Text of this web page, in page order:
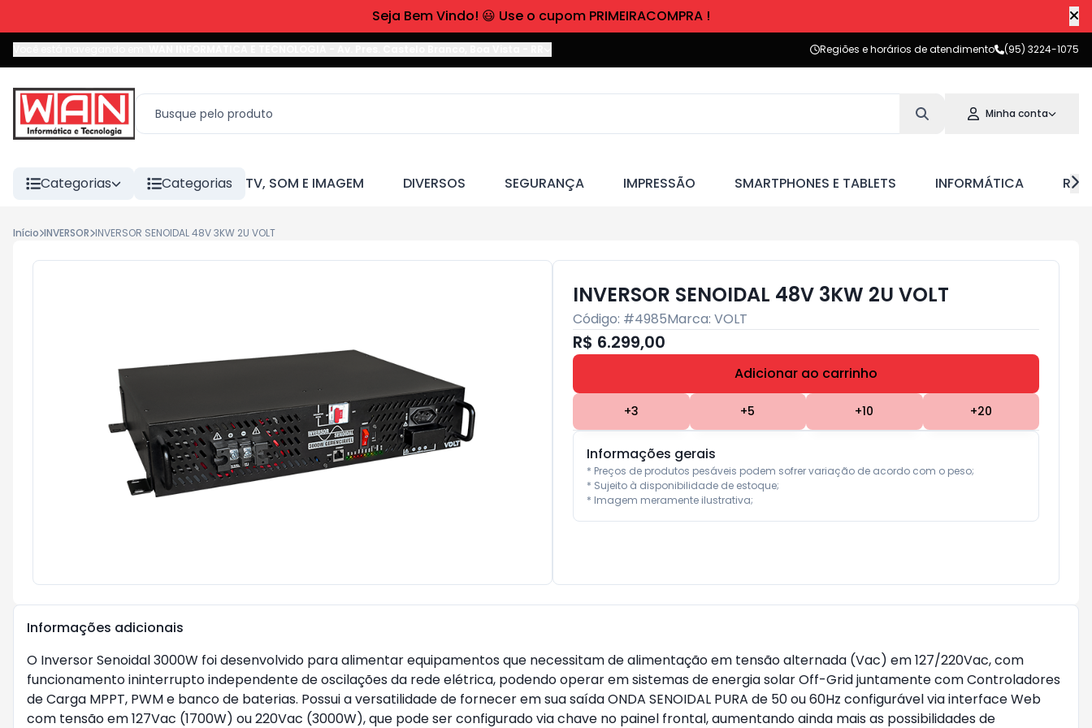
Seja Bem Vindo! 😃 Use o cupom PRIMEIRACOMPRA !
Regiões e horários de atendimento (95) 3224-1075
Minha conta
Categorias Categorias TV, SOM E IMAGEM DIVERSOS SEGURANÇA IMPRESSÃO SMARTPHONES E TABLETS INFORMÁTICA REDE
Início INVERSOR INVERSOR SENOIDAL 48V 3KW 2U VOLT
INVERSOR SENOIDAL 48V 3KW 2U VOLT
Código: #4985Marca: VOLT
R$ 6.299,00
Adicionar ao carrinho
+3 +5 +10 +20
Informações gerais
* Preços de produtos pesáveis podem sofrer variação de acordo com o peso;
* Sujeito à disponibilidade de estoque;
* Imagem meramente ilustrativa;
Informações adicionais
O Inversor Senoidal 3000W foi desenvolvido para alimentar equipamentos que necessitam de alimentação em tensão alternada (Vac) em 127/220Vac, com
funcionamento ininterrupto independente de oscilações da rede elétrica, podendo operar em sistemas de energia solar Off-Grid juntamente com Controladores
de Carga MPPT, PWM e banco de baterias. Possui a versatilidade de fornecer em sua saída ONDA SENOIDAL PURA de 50 ou 60Hz configurável via interface Web
com tensão em 127Vac (1700W) ou 220Vac (3000W), que pode ser configurado via chave no painel frontal, aumentando ainda mais as possibilidades de